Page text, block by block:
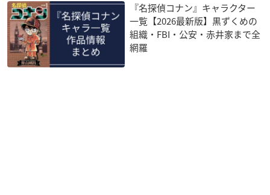
『名探偵コナン』キャラクター
一覧【2026最新版】黒ずくめの
組織・FBI・公安・赤井家まで全
網羅